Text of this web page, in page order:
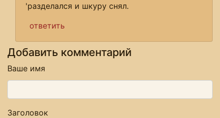
'разделался и шкуру снял.
ответить
Добавить комментарий
Ваше имя
Заголовок